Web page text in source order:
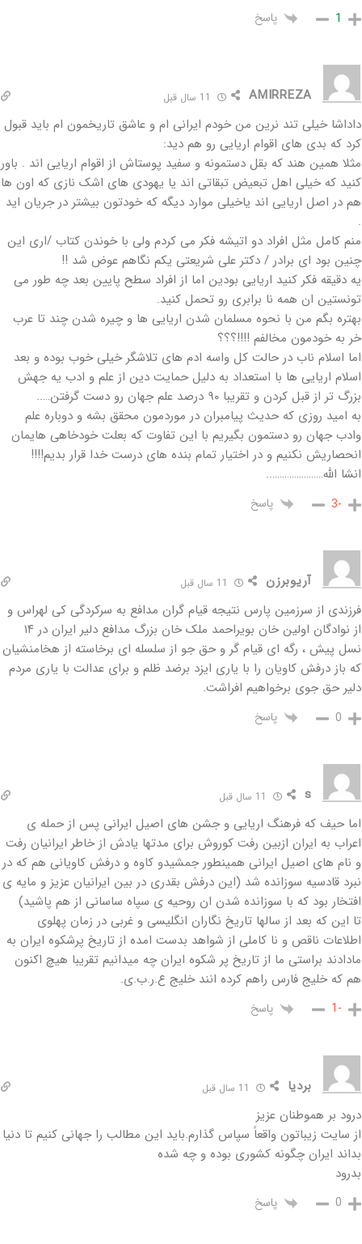
1 پاسخ
AMIRREZA
داداشا خیلی تند نرین من خودم ایرانی ام و عاشق تاریخمون ام باید قبول
کرد که بدی های اقوام اریایی رو هم دید:
مثلا همین هند که بقل دستمونه و سفید پوستاش از اقوام اریایی اند . باور
کنید که خیلی اهل تبعیض تبقاتی اند یا یهودی های اشک نازی که اون ها
هم در اصل اریایی اند یاخیلی موارد دیگه که خودتون بیشتر در جریان اید
.
منم کامل مثل افراد دو اتیشه فکر می کردم ولی با خوندن کتاب /اری این
چنین بود ای برادر / دکتر علی شریعتی یکم نگاهم عوض شد !!
یه دقیقه فکر کنید اریایی بودین اما از افراد سطح پایین بعد چه طور می
تونستین ان همه نا برابری رو تحمل کنید.
بهتره بگم من با نحوه مسلمان شدن اریایی ها و چیره شدن چند تا عرب
خر به خودمون مخالفم !!!!؟؟؟
اما اسلام ناب در حالت کل واسه ادم های تلاشگر خیلی خوب بوده و بعد
اسلام اریایی ها با استعداد به دلیل حمایت دین از علم و ادب یه جهش
بزرگ تر از قبل کردن و تقریبا ۹۰ درصد علم جهان رو دست گرفتن…..
به امید روزی که حدیث پیامبران در موردمون محقق بشه و دوباره علم
وادب جهان رو دستمون بگیریم با این تفاوت که بعلت خودخاهی هایمان
انحصاریش نکنیم و در اختیار تمام بنده های درست خدا قرار بدیم!!!!
انشا الله…………………..
-3 پاسخ
آریوبرزن
فرزندی از سرزمین پارس نتیجه قیام گران مدافع به سرکردگی کی لهراس و
از نوادگان اولین خان بویراحمد ملک خان بزرگ مدافع دلیر ایران در ۱۴
نسل پیش ، رگه ای قیام گر و حق جو از سلسله ای برخاسته از هخامنشیان
که باز درفش کاویان را با یاری ایزد برضد ظلم و برای عدالت با یاری مردم
دلیر حق جوی برخواهیم افراشت.
0 پاسخ
s
اما حیف که فرهنگ اریایی و جشن های اصیل ایرانی پس از حمله ی
اعراب به ایران ازبین رفت کوروش برای مدتها یادش از خاطر ایرانیان رفت
و نام های اصیل ایرانی همینطور جمشیدو کاوه و درفش کاویانی هم که در
نبرد قادسیه سوزانده شد (این درفش بقدری در بین ایرانیان عزیز و مایه ی
افتخار بود که با سوزانده شدن ان روحیه ی سپاه ساسانی از هم پاشید)
تا این که بعد از سالها تاریخ نگاران انگلیسی و غربی در زمان پهلوی
اطلاعات ناقص و نا کاملی از شواهد بدست امده از تاریخ پرشکوه ایران به
مادادند براستی ما از تاریخ پر شکوه ایران چه میدانیم تقریبا هیچ اکنون
هم که خلیج فارس راهم کرده انند خلیج ع.ر.ب.ی.
-1 پاسخ
بردیا
درود بر هموطنان عزیز
از سایت زیباتون واقعاً سپاس گذارم.باید این مطالب را جهانی کنیم تا دنیا
بداند ایران چگونه کشوری بوده و چه شده
بدرود
0 پاسخ